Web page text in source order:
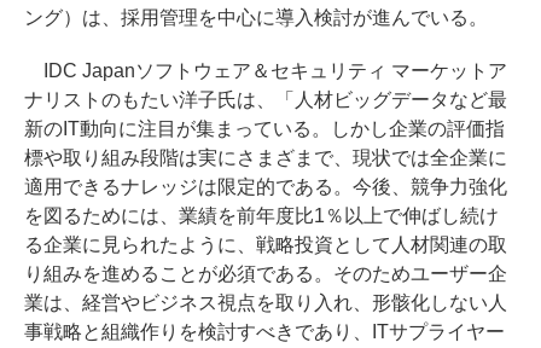
ング）は、採用管理を中心に導入検討が進んでいる。
IDC Japanソフトウェア＆セキュリティ マーケットア
ナリストのもたい洋子氏は、「人材ビッグデータなど最
新のIT動向に注目が集まっている。しかし企業の評価指
標や取り組み段階は実にさまざまで、現状では全企業に
適用できるナレッジは限定的である。今後、競争力強化
を図るためには、業績を前年度比1％以上で伸ばし続け
る企業に見られたように、戦略投資として人材関連の取
り組みを進めることが必須である。そのためユーザー企
業は、経営やビジネス視点を取り入れ、形骸化しない人
事戦略と組織作りを検討すべきであり、ITサプライヤー